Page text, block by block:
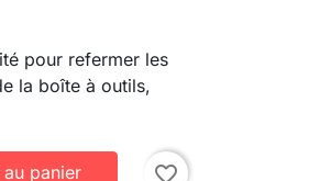
pour refermer les
la boîte à outils,
panier favorite_border